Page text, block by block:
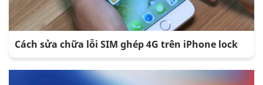
Cách sửa chữa lỗi SIM ghép 4G trên iPhone lock